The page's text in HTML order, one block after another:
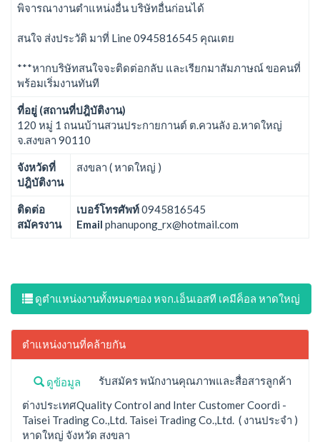
พิจารณางานตำแหน่งอื่น บริษัทอื่นก่อนได้
สนใจ ส่งประวัติ มาที่ Line 0945816545 คุณเตย
***หากบริษัทสนใจจะติดต่อกลับ และเรียกมาสัมภาษณ์ ขอคนที่
พร้อมเริ่มงานทันที
ที่อยู่ (สถานที่ปฎิบัติงาน)
120 หมู่ 1 ถนนบ้านสวนประกายกานต์ ต.ควนลัง อ.หาดใหญ่
จ.สงขลา 90110
จังหวัดที่
ปฎิบัติงาน
สงขลา ( หาดใหญ่ )
ติดต่อ
สมัครงาน
เบอร์โทรศัพท์0945816545
Email phanupong_rx@hotmail.com
ดูตำแหน่งงานทั้งหมดของ หจก.เอ็นเอสที เคมีค็อล หาดใหญ่
ตำแหน่งงานที่คล้ายกัน
ดูข้อมูล
รับสมัคร พนักงานคุณภาพและสื่อสารลูกค้า
ต่างประเทศQuality Control and Inter Customer Coordi -
Taisei Trading Co.,Ltd. Taisei Trading Co.,Ltd. ( งานประจำ )
หาดใหญ่ จังหวัด สงขลา